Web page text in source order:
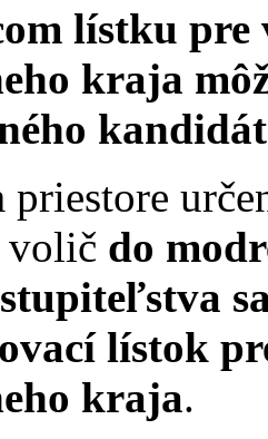
lístku
kraja
do
lístok
kraja.